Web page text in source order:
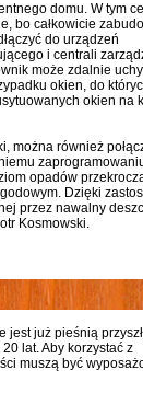
domu. W tym
bo całkowicie
do urządzeń
i centrali
może zdalnie
okien, do
okien na
można również
opadów
Dzięki
przez nawalny
Kosmowski.
jest już pieśnią
lat. Aby korzystać z
muszą być